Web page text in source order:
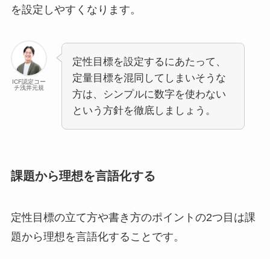
を設定しやすくなります。
ICF認定コー
チ浅井元規
定性目標を設定するにあたって、
定量目標を混同してしまいそうな
方は、シンプルに数字を使わない
という方針を徹底しましょう。
課題から理想を言語化する
定性目標の立て方や書き方のポイントの2つ目は課
題から理想を言語化することです。